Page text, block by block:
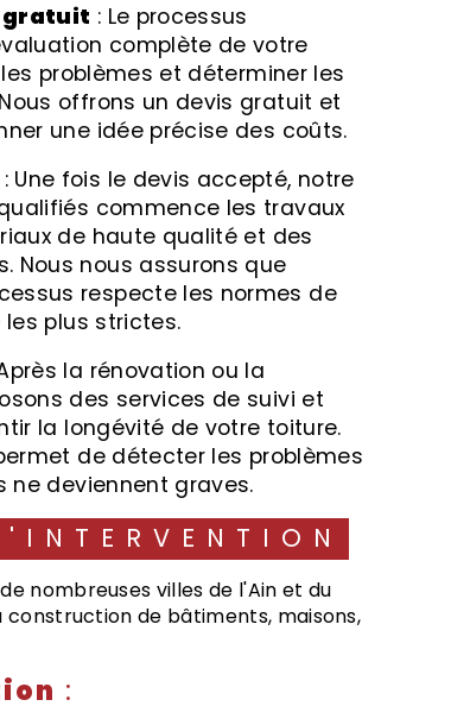
gratuit : Le processus
complète de votre
problèmes et déterminer les
offrons un devis gratuit et
une idée précise des coûts.
: Une fois le devis accepté, notre
commence les travaux
de haute qualité et des
Nous nous assurons que
respecte les normes de
plus strictes.
la rénovation ou la
des services de suivi et
la longévité de votre toiture.
de détecter les problèmes
ne deviennent graves.
nombreuses villes de l'Ain et du
de bâtiments, maisons,
: